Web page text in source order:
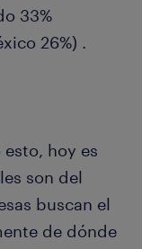
33%
26%) .
hoy es
son del
buscan el
de dónde